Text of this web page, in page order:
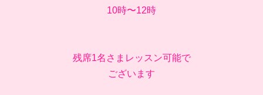
10時〜12時
残席1名さまレッスン可能で
ございます